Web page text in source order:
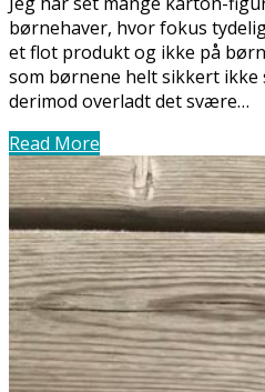
børnehaver, hvor fokus
et flot produkt og ikke på
som børnene helt sikkert ikke
derimod overladt det svære…
Read More